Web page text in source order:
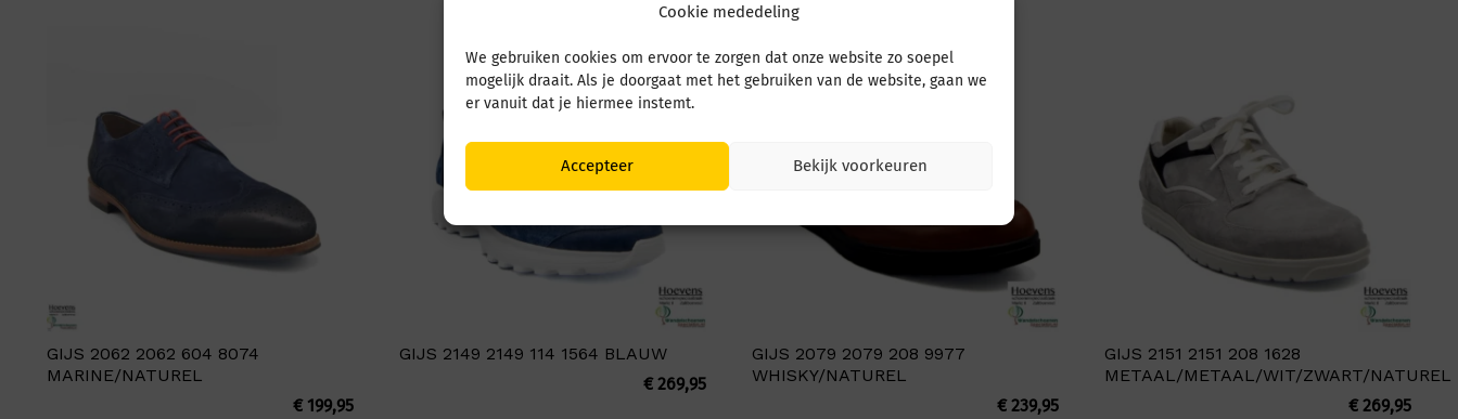
Cookie mededeling
We gebruiken cookies om ervoor te zorgen dat onze website zo soepel
mogelijk draait. Als je doorgaat met het gebruiken van de website, gaan we
er vanuit dat je hiermee instemt.
Accepteer Bekijk voorkeuren
GIJS 2062 2062 604 8074
MARINE/NATUREL
€199,95
GIJS 2149 2149 114 1564 BLAUW
€269,95
GIJS 2079 2079 208 9977
WHISKY/NATUREL
€239,95
GIJS 2151 2151 208 1628
METAAL/METAAL/WIT/ZWART/NATUREL
€269,95